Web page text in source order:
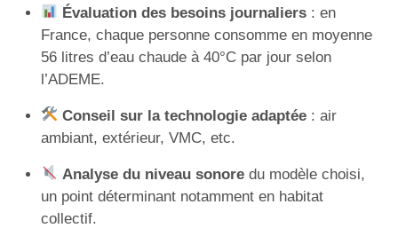
Évaluation des besoins journaliers: en
France, chaque personne consomme en moyenne
56 litres d’eau chaude à 40°C par jour selon
l’ADEME.
Conseil sur la technologie adaptée: air
ambiant, extérieur, VMC, etc.
Analyse du niveau sonoredu modèle choisi,
un point déterminant notamment en habitat
collectif.